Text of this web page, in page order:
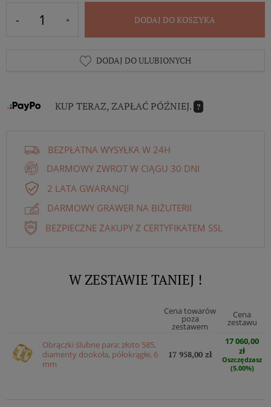
DODAJ DO KOSZYKA
DODAJ DO ULUBIONYCH
KUP TERAZ, ZAPŁAĆ PÓŹNIEJ. ?
BEZPŁATNA WYSYŁKA W 24H
DARMOWY ZWROT W CIĄGU 30 DNI
2 LATA GWARANCJI
DARMOWY GRAWER NA BIŻUTERII
BEZPIECZNE ZAKUPY Z CERTYFIKATEM SSL
W ZESTAWIE TANIEJ !
Cena towarów
poza
zestawem
Cena
zestawu
Obrączki ślubne para: złoto 585,
diamenty dookoła, półokrągłe, 6
mm
17 958,00 zł
17 060,00
zł
Oszczędzasz
(5.00%)